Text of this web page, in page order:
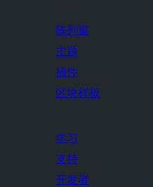
陈列窗
主题
插件
区块样板
学习
支持
开发者